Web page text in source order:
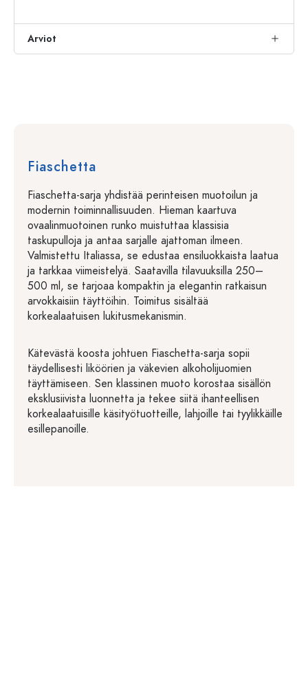
Arviot
Fiaschetta
Fiaschetta-sarja yhdistää perinteisen muotoilun ja
modernin toiminnallisuuden. Hieman kaartuva
ovaalinmuotoinen runko muistuttaa klassisia
taskupulloja ja antaa sarjalle ajattoman ilmeen.
Valmistettu Italiassa, se edustaa ensiluokkaista laatua
ja tarkkaa viimeistelyä. Saatavilla tilavuuksilla 250–
500 ml, se tarjoaa kompaktin ja elegantin ratkaisun
arvokkaisiin täyttöihin. Toimitus sisältää
korkealaatuisen lukitusmekanismin.
Kätevästä koosta johtuen Fiaschetta-sarja sopii
täydellisesti liköörien ja väkevien alkoholijuomien
täyttämiseen. Sen klassinen muoto korostaa sisällön
eksklusiivista luonnetta ja tekee siitä ihanteellisen
korkealaatuisille käsityötuotteille, lahjoille tai tyylikkäille
esillepanoille.